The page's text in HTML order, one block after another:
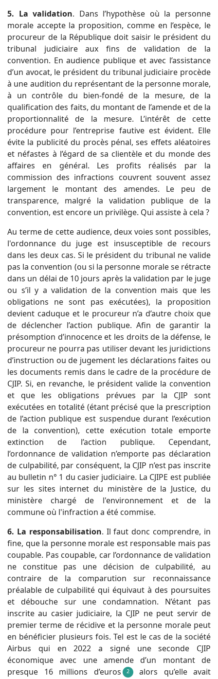
5. La validation. Dans l’hypothèse où la personne
morale accepte la proposition, comme en l’espèce, le
procureur de la République doit saisir le président du
tribunal judiciaire aux fins de validation de la
convention. En audience publique et avec l’assistance
d’un avocat, le président du tribunal judiciaire procède
à une audition du représentant de la personne morale,
à un contrôle du bien-fondé de la mesure, de la
qualification des faits, du montant de l’amende et de la
proportionnalité de la mesure. L’intérêt de cette
procédure pour l’entreprise fautive est évident. Elle
évite la publicité du procès pénal, ses effets aléatoires
et néfastes à l’égard de sa clientèle et du monde des
affaires en général. Les profits réalisés par la
commission des infractions couvrent souvent assez
largement le montant des amendes. Le peu de
transparence, malgré la validation publique de la
convention, est encore un privilège. Qui assiste à cela ?
Au terme de cette audience, deux voies sont possibles,
l'ordonnance du juge est insusceptible de recours
dans les deux cas. Si le président du tribunal ne valide
pas la convention (ou si la personne morale se rétracte
dans un délai de 10 jours après la validation par le juge
ou s’il y a validation de la convention mais que les
obligations ne sont pas exécutées), la proposition
devient caduque et le procureur n’a d’autre choix que
de déclencher l’action publique. Afin de garantir la
présomption d’innocence et les droits de la défense, le
procureur ne pourra pas utiliser devant les juridictions
d’instruction ou de jugement les déclarations faites ou
les documents remis dans le cadre de la procédure de
CJIP. Si, en revanche, le président valide la convention
et que les obligations prévues par la CJIP sont
exécutées en totalité (étant précisé que la prescription
de l’action publique est suspendue durant l’exécution
de la convention), cette exécution totale emporte
extinction de l’action publique. Cependant,
l’ordonnance de validation n’emporte pas déclaration
de culpabilité, par conséquent, la CJIP n’est pas inscrite
au bulletin n° 1 du casier judiciaire. La CJIPE est publiée
sur les sites internet du ministère de la Justice, du
ministère chargé de l'environnement et de la
commune où l'infraction a été commise.
6. La responsabilisation. Il faut donc comprendre, in
fine, que la personne morale est responsable mais pas
coupable. Pas coupable, car l’ordonnance de validation
ne constitue pas une décision de culpabilité, au
contraire de la comparution sur reconnaissance
préalable de culpabilité qui équivaut à des poursuites
et débouche sur une condamnation. N’étant pas
inscrite au casier judiciaire, la CJIP ne peut servir de
premier terme de récidive et la personne morale peut
en bénéficier plusieurs fois. Tel est le cas de la société
Airbus qui en 2022 a signé une seconde CJIP
économique avec une amende d’un montant de
presque 16 millions d’euros
2 alors qu’elle avait